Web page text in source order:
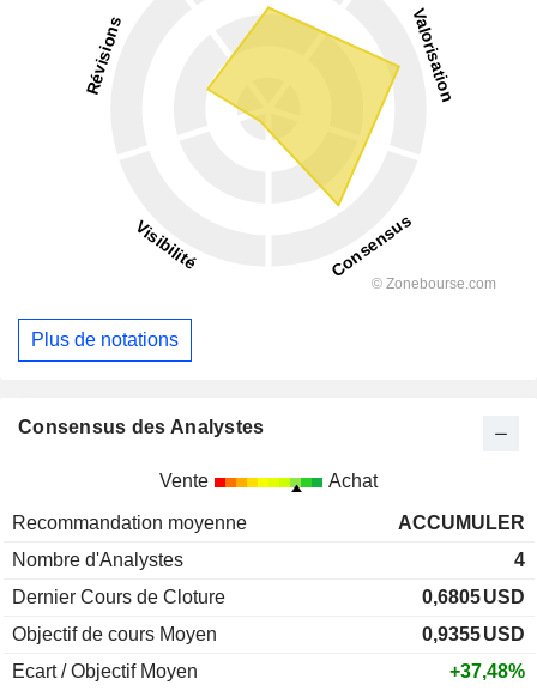
Plus de notations
Consensus des Analystes
Vente Achat
Recommandation moyenne
ACCUMULER
Nombre d'Analystes
4
Dernier Cours de Cloture
0,6805USD
Objectif de cours Moyen
0,9355USD
Ecart / Objectif Moyen
+37,48%